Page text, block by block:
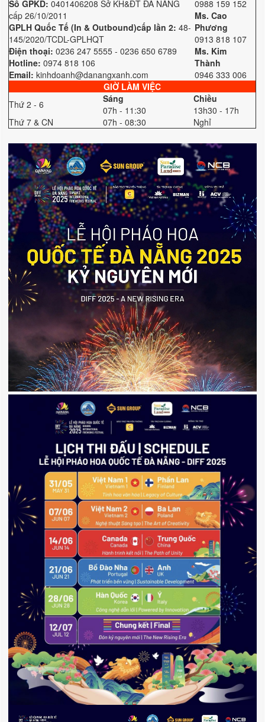
Số GPKD:0401406208 Sở KH&ĐT ĐÀ NẴNG
cấp 26/10/2011
GPLH Quốc Tế (In & Outbound)cấp lần 2:48-
145/2020/TCDL-GPLHQT
Điện thoại:0236 247 5555 - 0236 650 6789
Hotline:0974 818 106
Email:kinhdoanh@danangxanh.com
0988 159 152
Ms. Cao
Phương
0913 818 107
Ms. Kim
Thành
0946 333 006
GIỜ LÀM VIỆC
Thứ 2 - 6
Sáng
Chiều
07h - 11:30
13h30 - 17h
Thứ 7 & CN
07h - 08:30 Nghỉ